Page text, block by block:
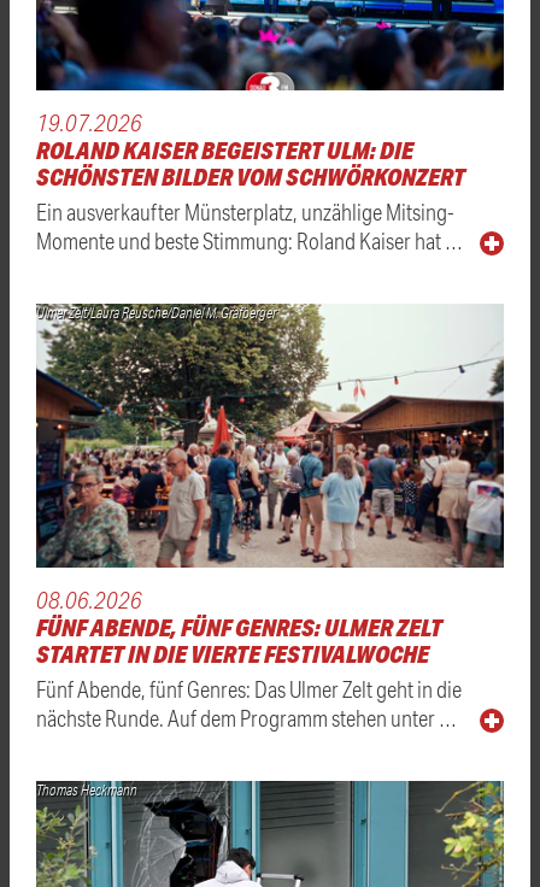
19.07.2026
ROLAND KAISER BEGEISTERT ULM: DIE
SCHÖNSTEN BILDER VOM SCHWÖRKONZERT
Ein ausverkaufter Münsterplatz, unzählige Mitsing-
Momente und beste Stimmung: Roland Kaiser hat …
Ulmer Zelt/Laura Reusche/Daniel M. Grafberger
08.06.2026
FÜNF ABENDE, FÜNF GENRES: ULMER ZELT
STARTET IN DIE VIERTE FESTIVALWOCHE
Fünf Abende, fünf Genres: Das Ulmer Zelt geht in die
nächste Runde. Auf dem Programm stehen unter …
Thomas Heckmann